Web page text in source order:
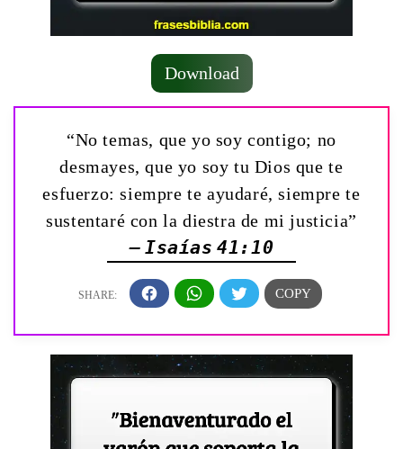
Download
“No temas, que yo soy contigo; no
desmayes, que yo soy tu Dios que te
esfuerzo: siempre te ayudaré, siempre te
sustentaré con la diestra de mi justicia”
— Isaías 41:10